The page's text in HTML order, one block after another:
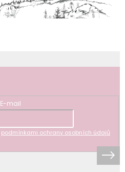
E-mail
podmínkami ochrany osobních údajů